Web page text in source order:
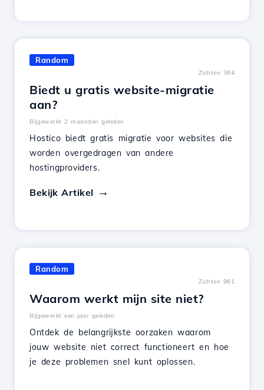
Random
Zichten 364
Biedt u gratis website-migratie
aan?
Bijgewerkt 2 maanden geleden
Hostico biedt gratis migratie voor websites die
worden overgedragen van andere
hostingproviders.
Bekijk Artikel
Random
Zichten 961
Waarom werkt mijn site niet?
Bijgewerkt een jaar geleden
Ontdek de belangrijkste oorzaken waarom
jouw website niet correct functioneert en hoe
je deze problemen snel kunt oplossen.